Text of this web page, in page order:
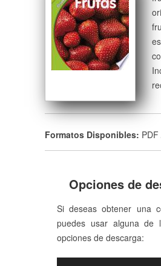
Formatos Disponibles:
Opciones de
Si deseas obtener una
puedes usar alguna de
opciones de descarga: